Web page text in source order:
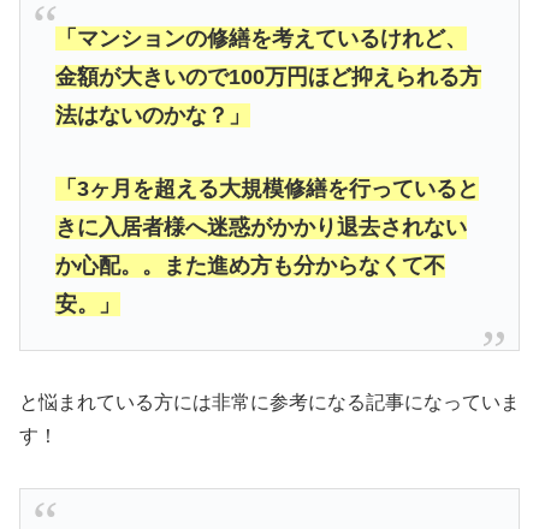
「マンションの修繕を考えているけれど、
金額が大きいので100万円ほど抑えられる方
法はないのかな？」
「3ヶ月を超える大規模修繕を行っていると
きに入居者様へ迷惑がかかり退去されない
か心配。。また進め方も分からなくて不
安。」
と悩まれている方には非常に参考になる記事になっていま
す！